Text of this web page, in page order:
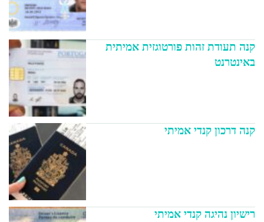
קנה תעודת זהות פורטוגזית אמיתית
באינטרנט
קנה דרכון קנדי אמיתי
רישיון נהיגה קנדי אמיתי